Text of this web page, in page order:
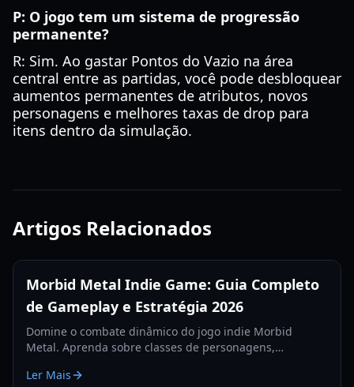
P: O jogo tem um sistema de progressão
permanente?
R: Sim. Ao gastar Pontos do Vazio na área
central entre as partidas, você pode desbloquear
aumentos permanentes de atributos, novos
personagens e melhores taxas de drop para
itens dentro da simulação.
Artigos Relacionados
Morbid Metal Indie Game: Guia Completo
de Gameplay e Estratégia 2026
Domine o combate dinâmico do jogo indie Morbid
Metal. Aprenda sobre classes de personagens,
chefes neste roguelite apoiado pela Ubisoft.
Ler Mais